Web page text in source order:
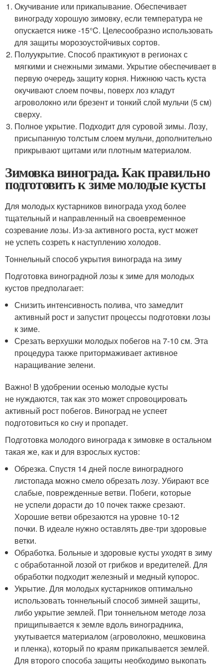
Окучивание или прикапывание. Обеспечивает
винограду хорошую зимовку, если температура не
опускается ниже -15°C. Целесообразно использовать
для защиты морозоустойчивых сортов.
Полуукрытие. Способ практикуют в регионах с
мягкими и снежными зимами. Укрытие обеспечивает в
первую очередь защиту корня. Нижнюю часть куста
окучивают слоем почвы, поверх лоз кладут
агроволокно или брезент и тонкий слой мульчи (5 см)
сверху.
Полное укрытие. Подходит для суровой зимы. Лозу,
присыпанную толстым слоем мульчи, дополнительно
прикрывают щитами или плотным материалом.
Зимовка винограда. Как правильно
подготовить к зиме молодые кусты
Для молодых кустарников винограда уход более
тщательный и направленный на своевременное
созревание лозы. Из-за активного роста, куст может
не успеть созреть к наступлению холодов.
Тоннельный способ укрытия винограда на зиму
Подготовка виноградной лозы к зиме для молодых
кустов предполагает:
Снизить интенсивность полива, что замедлит
активный рост и запустит процессы подготовки лозы
к зиме.
Срезать верхушки молодых побегов на 7-10 см. Эта
процедура также притормаживает активное
наращивание зелени.
Важно! В удобрении осенью молодые кусты
не нуждаются, так как это может спровоцировать
активный рост побегов. Виноград не успеет
подготовиться ко сну и пропадет.
Подготовка молодого винограда к зимовке в остальном
такая же, как и для взрослых кустов:
Обрезка. Спустя 14 дней после виноградного
листопада можно смело обрезать лозу. Убирают все
слабые, поврежденные ветви. Побеги, которые
не успели дорасти до 10 почек также срезают.
Хорошие ветви обрезаются на уровне 10-12
почки. В идеале нужно оставлять две-три здоровые
ветки.
Обработка. Больные и здоровые кусты уходят в зиму
с обработанной лозой от грибков и вредителей. Для
обработки подходит железный и медный купорос.
Укрытие. Для молодых кустарников оптимально
использовать тоннельный способ зимней защиты,
либо укрытие землей. При тоннельном методе лоза
прищипывается к земле вдоль виноградника,
укутывается материалом (агроволокно, мешковина
и пленка), который по краям прикапывается землей.
Для второго способа защиты необходимо выкопать